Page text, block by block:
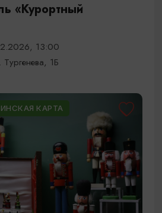
«Курортный
13:00
1Б
КАРТА